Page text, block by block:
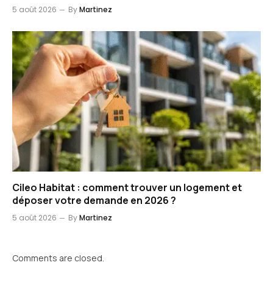
5 août 2026 ByMartinez
Cileo Habitat : comment trouver un logement et
déposer votre demande en 2026 ?
5 août 2026 ByMartinez
Comments are closed.